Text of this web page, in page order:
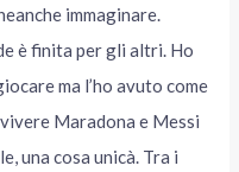
immaginare.
è finita per gli altri. Ho
ma l’ho avuto come
Maradona e Messi
una cosa unicà. Tra i